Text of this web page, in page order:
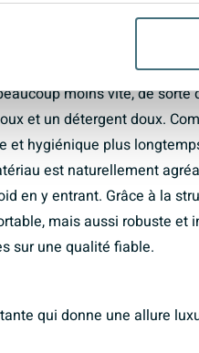
et durable
son épaisseur, résistant
moins vite, de sorte
et un détergent doux.
hygiénique plus
est naturellement
en y entrant. Grâce à la
mais aussi robuste et
sur une qualité fiable.
qui donne une allure